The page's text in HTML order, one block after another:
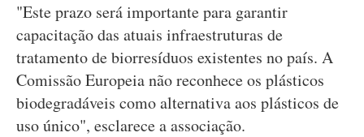
"Este prazo será importante para garantir
capacitação das atuais infraestruturas de
tratamento de biorresíduos existentes no país. A
Comissão Europeia não reconhece os plásticos
biodegradáveis como alternativa aos plásticos de
uso único", esclarece a associação.